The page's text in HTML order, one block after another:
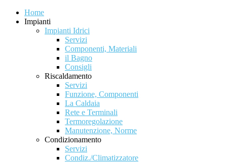
Home
Impianti
Impianti Idrici
Servizi
Componenti, Materiali
il Bagno
Consigli
Riscaldamento
Servizi
Funzione, Componenti
La Caldaia
Rete e Terminali
Termoregolazione
Manutenzione, Norme
Condizionamento
Servizi
Condiz./Climatizzatore